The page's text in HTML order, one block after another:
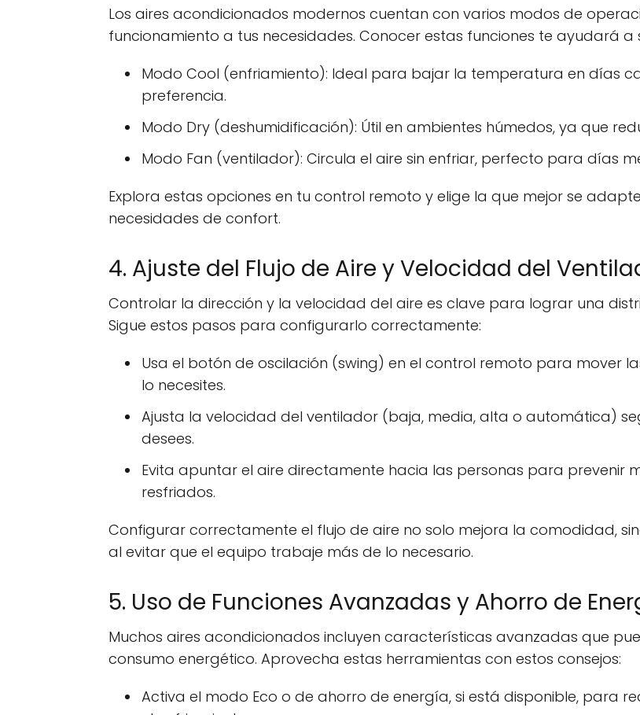
Los aires acondicionados modernos cuentan con varios modos de
funcionamiento a tus necesidades. Conocer estas funciones te ayudará
Modo Cool (enfriamiento): Ideal para bajar la temperatura en días
preferencia.
Modo Dry (deshumidificación): Útil en ambientes húmedos, ya que
Modo Fan (ventilador): Circula el aire sin enfriar, perfecto para días
Explora estas opciones en tu control remoto y elige la que mejor se
necesidades de confort.
4. Ajuste del Flujo de Aire y Velocidad del
Controlar la dirección y la velocidad del aire es clave para lograr una
Sigue estos pasos para configurarlo correctamente:
Usa el botón de oscilación (swing) en el control remoto para mover
lo necesites.
Ajusta la velocidad del ventilador (baja, media, alta o automática)
desees.
Evita apuntar el aire directamente hacia las personas para prevenir
resfriados.
Configurar correctamente el flujo de aire no solo mejora la comodidad,
al evitar que el equipo trabaje más de lo necesario.
5. Uso de Funciones Avanzadas y Ahorro de
Muchos aires acondicionados incluyen características avanzadas que
consumo energético. Aprovecha estas herramientas con estos consejos:
Activa el modo Eco o de ahorro de energía, si está disponible, para